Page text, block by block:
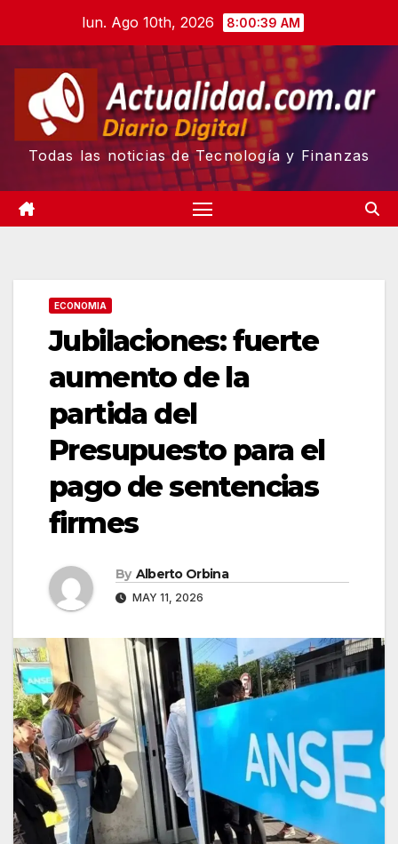
content
lun. Ago 10th, 2026 8:00:40 AM
Todas las noticias de Tecnología y Finanzas
ECONOMIA
Jubilaciones: fuerte
aumento de la
partida del
Presupuesto para el
pago de sentencias
firmes
By Alberto Orbina
MAY 11, 2026